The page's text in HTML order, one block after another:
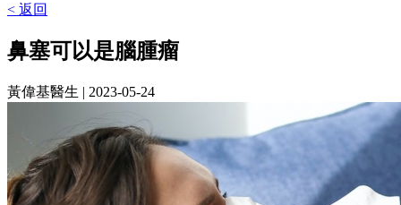
< 返回
鼻塞可以是腦腫瘤
黃偉基醫生 | 2023-05-24